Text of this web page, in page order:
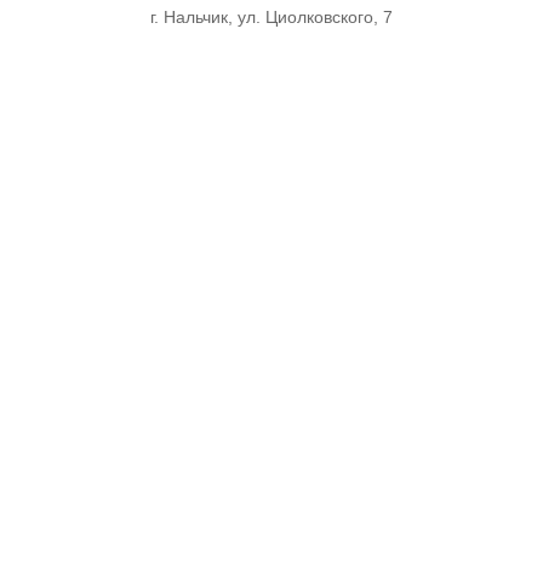
г. Нальчик, ул. Циолковского, 7